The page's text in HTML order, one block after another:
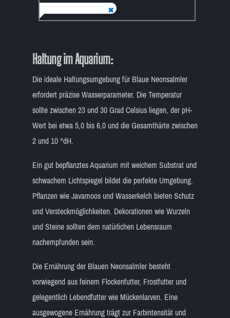
Haltung im Aquarium:
Die ideale Haltungsumgebung für Blaue Neonsalmler
erfordert präzise Wasserparameter. Die Temperatur
sollte zwischen 23 und 30 Grad Celsius liegen, der pH-
Wert bei etwa 5,0 bis 6,0 und die Gesamthärte zwischen
2 und 10 °dH.
Ein gut bepflanztes Aquarium mit weichem Substrat und
schwachem Lichtspiegel bildet die perfekte Umgebung.
Pflanzen wie Javamoos und Wasserkelch bieten Schutz
und Versteckmöglichkeiten. Dekorationen wie Wurzeln
und Steine sollten dem natürlichen Lebensraum
nachempfunden sein.
Die Ernährung der Blauen Neonsalmler besteht
vorwiegend aus feinem Flockenfutter, Frostfutter und
gelegentlich Lebendfutter wie Mückenlarven. Eine
ausgewogene Ernährung trägt zur Farbintensität und